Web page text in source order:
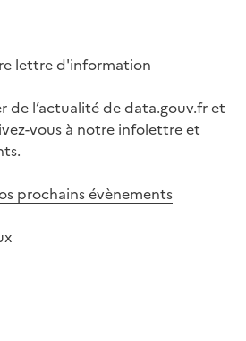
lettre d'information
de l’actualité de data.gouv.fr et
vous à notre infolettre et
prochains évènements